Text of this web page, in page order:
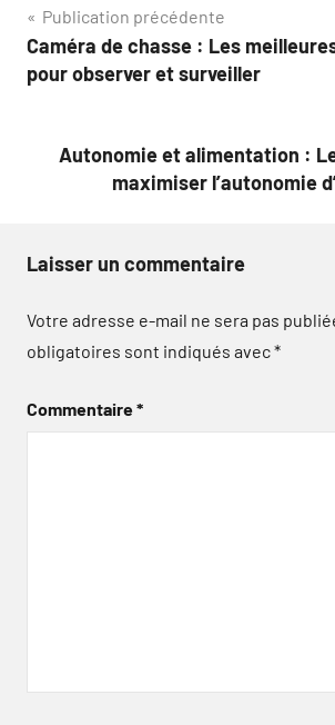
Navigation
de
Publication précédente
Caméra de chasse : Les
pour observer et surveiller
Autonomie et alimentation :
maximiser l’autonomie
Laisser un commentaire
Votre adresse e-mail ne sera pas
obligatoires sont indiqués avec*
Commentaire*